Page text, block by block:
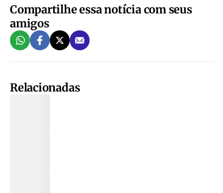
Compartilhe essa notícia com seus
amigos
Relacionadas